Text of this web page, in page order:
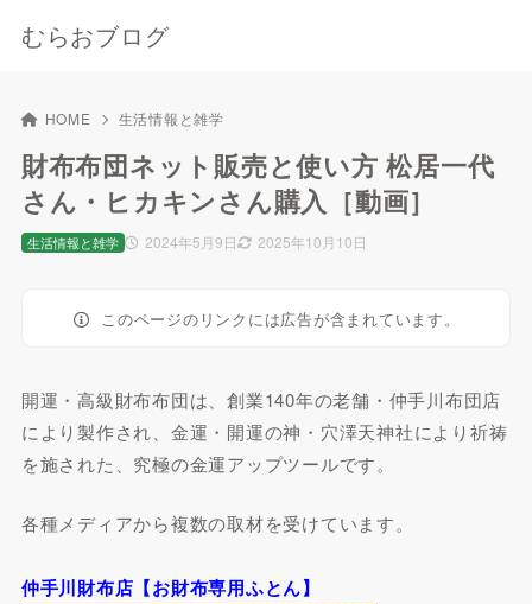
むらおブログ
HOME 生活情報と雑学
財布布団ネット販売と使い方 松居一代
さん・ヒカキンさん購入［動画］
2024年5月9日 2025年10月10日
生活情報と雑学
このページのリンクには広告が含まれています。
開運・高級財布布団は、創業140年の老舗・仲手川布団店
により製作され、金運・開運の神・穴澤天神社により祈祷
を施された、究極の金運アップツールです。
各種メディアから複数の取材を受けています。
仲手川財布店【お財布専用ふとん】